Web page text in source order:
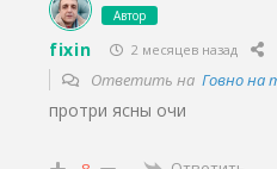
Автор
fixin 2 месяцев назад
Ответить на Говно на
протри ясны очи